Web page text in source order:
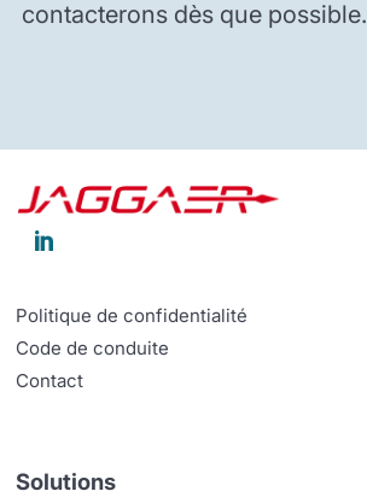
contacterons dès que possible.

Politique de confidentialité
Code de conduite
Contact
Solutions